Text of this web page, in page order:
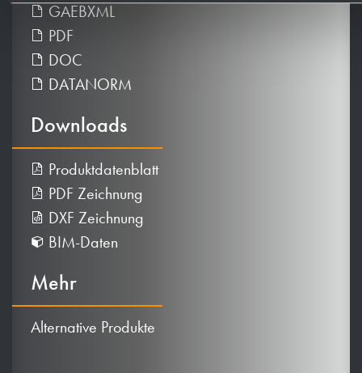
GAEBXML
PDF
DOC
DATANORM
Downloads
Produktdatenblatt
PDF Zeichnung
DXF Zeichnung
BIM-Daten
Mehr
Alternative Produkte